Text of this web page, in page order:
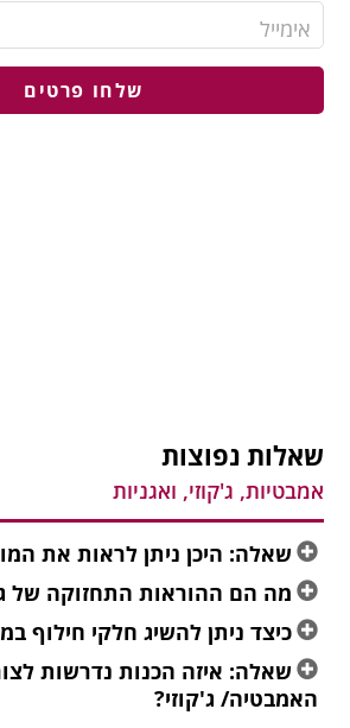
שלחו פרטים
שאלות נפוצות
אמבטיות, ג'קוזי, ואגניות
שאלה: היכן ניתן לראות את
מה הם ההוראות התחזוקה של
כיצד ניתן להשיג חלקי חילוף
שאלה: איזה הכנות נדרשות
האמבטיה/ ג'קוזי?